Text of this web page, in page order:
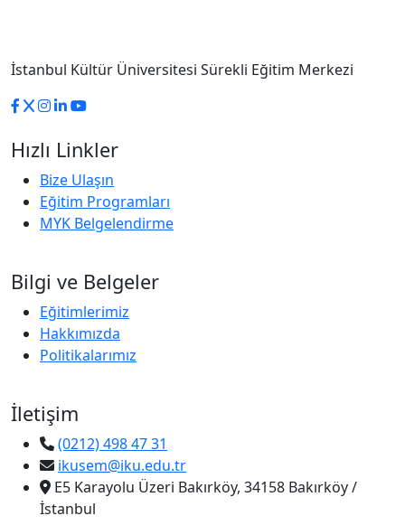
İstanbul Kültür Üniversitesi Sürekli Eğitim Merkezi
Hızlı Linkler
Bize Ulaşın
Eğitim Programları
MYK Belgelendirme
Bilgi ve Belgeler
Eğitimlerimiz
Hakkımızda
Politikalarımız
İletişim
(0212) 498 47 31
ikusem@iku.edu.tr
E5 Karayolu Üzeri Bakırköy, 34158 Bakırköy /
İstanbul